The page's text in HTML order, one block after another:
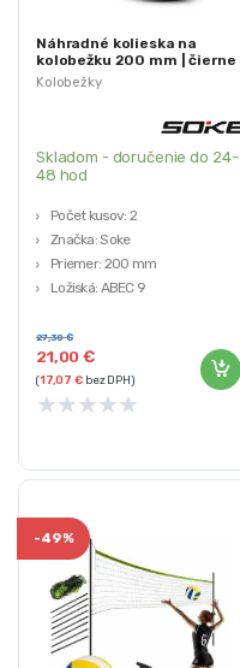
Kolobežky
Náhradné kolieska na
kolobežku 200 mm | čierne
Skladom - doručenie do 24-
48 hod
Počet kusov: 2
Značka: Soke
Priemer: 200 mm
Ložiská: ABEC 9
21,00€
27,30€
(17,07€bez DPH)
★★★★★
-49%